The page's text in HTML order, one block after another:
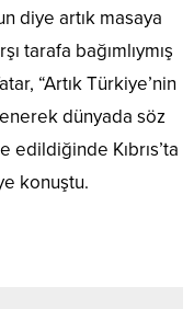
diye artık masaya
tarafa bağımlıymış
“Artık Türkiye’nin
dünyada söz
edildiğinde Kıbrıs’ta
konuştu.